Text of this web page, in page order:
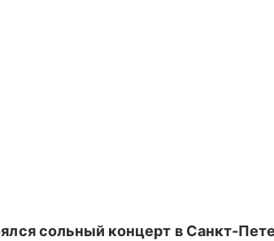
сольный концерт в Санкт-